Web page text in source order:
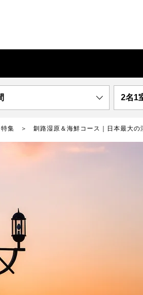
2名1
集 釧路湿原＆海鮮コース｜日本最大の